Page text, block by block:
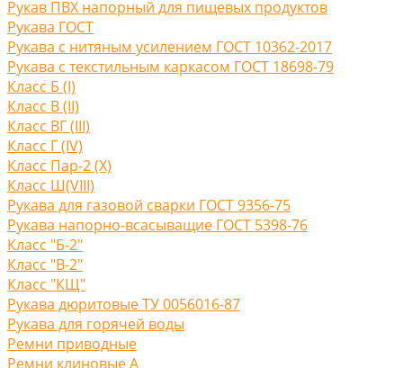
Рукав ПВХ напорный для пищевых продуктов
Рукава ГОСТ
Рукава с нитяным усилением ГОСТ 10362-2017
Рукава с текстильным каркасом ГОСТ 18698-79
Класс Б (I)
Класс В (II)
Класс ВГ (III)
Класс Г (IV)
Класс Пар-2 (X)
Класс Ш(VIII)
Рукава для газовой сварки ГОСТ 9356-75
Рукава напорно-всасыващие ГОСТ 5398-76
Класс "Б-2"
Класс "В-2"
Класс "КЩ"
Рукава дюритовые ТУ 0056016-87
Рукава для горячей воды
Ремни приводные
Ремни клиновые A